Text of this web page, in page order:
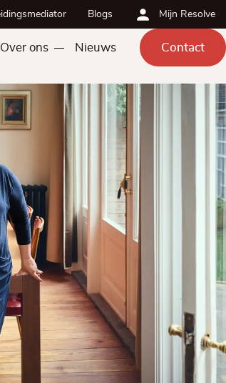
Blogs Mijn Resolve
Over ons Nieuws Contact